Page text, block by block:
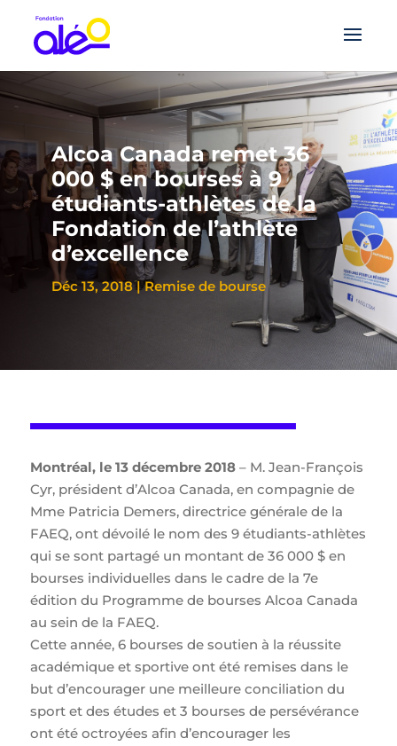
Alcoa Canada remet 36
000 $ en bourses à 9
étudiants-athlètes de la
Fondation de l’athlète
d’excellence
Déc 13, 2018|Remise de bourse
Montréal, le 13 décembre 2018– M. Jean-François
Cyr, président d’Alcoa Canada, en compagnie de
Mme Patricia Demers, directrice générale de la
FAEQ, ont dévoilé le nom des 9 étudiants-athlètes
qui se sont partagé un montant de 36 000 $ en
bourses individuelles dans le cadre de la 7e
édition du Programme de bourses Alcoa Canada
au sein de la FAEQ.
Cette année, 6 bourses de soutien à la réussite
académique et sportive ont été remises dans le
but d’encourager une meilleure conciliation du
sport et des études et 3 bourses de persévérance
ont été octroyées afin d’encourager les